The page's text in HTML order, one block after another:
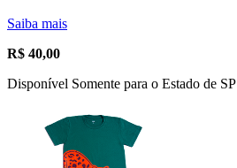
Saiba mais
R$ 40,00
Disponível Somente para o Estado de SP